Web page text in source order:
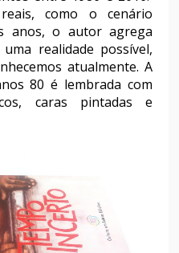
como o cenário
anos, o autor agrega
realidade possível,
atualmente. A
80 é lembrada com
caras pintadas e